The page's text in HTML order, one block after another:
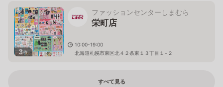
3枚
ファッションセンターしまむら
栄町店
10:00-19:00
北海道札幌市東区北４２条東１３丁目１−２
すべて見る